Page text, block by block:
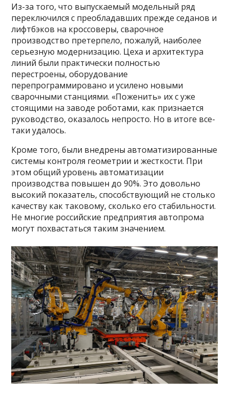
Из-за того, что выпускаемый модельный ряд
переключился с преобладавших прежде седанов и
лифтбэков на кроссоверы, сварочное
производство претерпело, пожалуй, наиболее
серьезную модернизацию. Цеха и архитектура
линий были практически полностью
перестроены, оборудование
перепрограммировано и усилено новыми
сварочными станциями. «Поженить» их с уже
стоящими на заводе роботами, как признается
руководство, оказалось непросто. Но в итоге все-
таки удалось.
Кроме того, были внедрены автоматизированные
системы контроля геометрии и жесткости. При
этом общий уровень автоматизации
производства повышен до 90%. Это довольно
высокий показатель, способствующий не столько
качеству как таковому, сколько его стабильности.
Не многие российские предприятия автопрома
могут похвастаться таким значением.